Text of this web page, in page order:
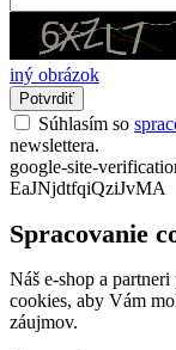
iný obrázok
Potvrdiť
Súhlasím so
newslettera.
google-site-
EaJNjdtfqiQziJvMA
Spracovanie
Náš e-shop a
cookies, aby Vám
záujmov.